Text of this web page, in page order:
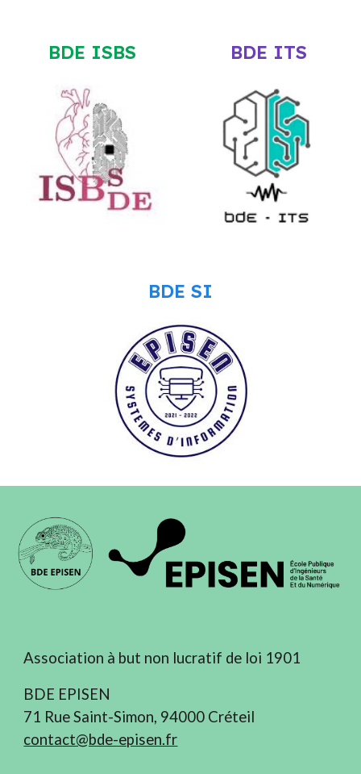
BDE ISBS BDE ITS
BDE SI
Association à but non lucratif de loi 1901
BDE EPISEN
71 Rue Saint-Simon, 94000 Créteil
contact@bde-episen.fr